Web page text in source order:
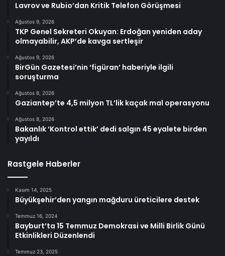
Lavrov ve Rubio’dan Kritik Telefon Görüşmesi
Ağustos 9, 2026
TKP Genel Sekreteri Okuyan: Erdoğan yeniden aday
olmayabilir, AKP’de kavga sertleşir
Ağustos 9, 2026
BirGün Gazetesi’nin ‘figüran’ haberiyle ilgili
soruşturma
Ağustos 8, 2026
Gaziantep’te 4,5 milyon TL’lik kaçak mal operasyonu
Ağustos 8, 2026
Bakanlık ‘Kontrol ettik’ dedi salgın 45 eyalete birden
yayıldı
Rastgele Haberler
Kasım 14, 2025
Büyükşehir’den yangın mağduru üreticilere destek
Temmuz 16, 2024
Bayburt’ta 15 Temmuz Demokrasi ve Milli Birlik Günü
Etkinlikleri Düzenlendi
Temmuz 23, 2025